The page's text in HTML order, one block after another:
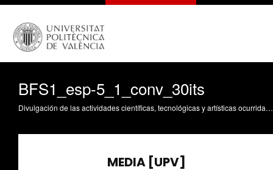
BFS1_esp-5_1_conv_30its
Divulgación de las actividades científicas, tecnológicas y artísticas ocurridas en los tres campus de la UPV